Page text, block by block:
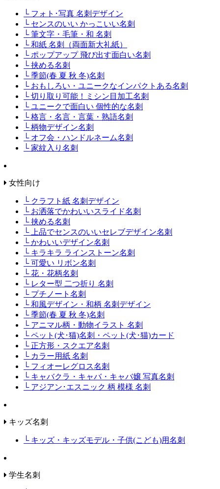
└ フォト･写真 名刺デザイン
└ センスのいい かっこいい名刺
└ 筆文字・毛筆・和 名刺
└ 和紙 名刺（両面新大礼紙）
└ ポップアップ 飛び出す面白い名刺
└ 挟める名刺
└ 季節(春 夏 秋 冬)名刺
└ おもしろい・ユニークなインパクトある名刺
└ 切り取り可能！ミシン目加工名刺
└ ユニークで面白い 個性的な名刺
└ 格言・名言・言葉・熟語名刺
└ 柄物デザイン名刺
└ オフ会・ハンドルネーム名刺
└ 家紋入り名刺
女性向け
└ クラフト紙 名刺デザイン
└ お洒落でかわいいスライド名刺
└ 挟める名刺
└ 上品でセンスのいいセレブデザイン名刺
└ かわいいデザイン名刺
└ キラキラ ラインストーン名刺
└ 可愛い リボン名刺
└ 花・花柄名刺
└ レター型 二つ折り 名刺
└ プチノート名刺
└ 和風デザイン・和柄 名刺デザイン
└ 季節(春 夏 秋 冬)名刺
└ アニマル柄・動物イラスト 名刺
└ ペット(犬･猫)名刺・ペット(犬･猫)カード
└ 正方形・スクエア名刺
└ カラー用紙 名刺
└ フィオーレグロス名刺
└ キャバクラ・キャバ・キャバ嬢 写真名刺
└ アジアン･エスニック 柄 模様 名刺
キッズ名刺
└ キッズ・キッズモデル・子供(こども)用名刺
学生名刺